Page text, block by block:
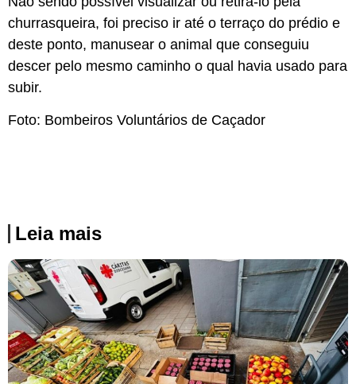
churrasqueira, foi preciso ir até o terraço do prédio e
deste ponto, manusear o animal que conseguiu
descer pelo mesmo caminho o qual havia usado para
subir.
Foto: Bombeiros Voluntários de Caçador
Leia mais